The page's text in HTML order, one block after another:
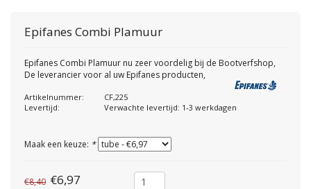
Epifanes Combi Plamuur
Epifanes Combi Plamuur nu zeer voordelig bij de Bootverfshop,
De leverancier voor al uw Epifanes producten,
Artikelnummer:
CF,225
Levertijd:
Verwachte levertijd: 1-3 werkdagen
Maak een keuze: *
€8,40 €6,97